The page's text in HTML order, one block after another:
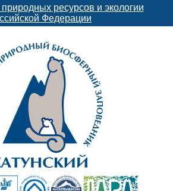
ресурсов и экологии
Федерации